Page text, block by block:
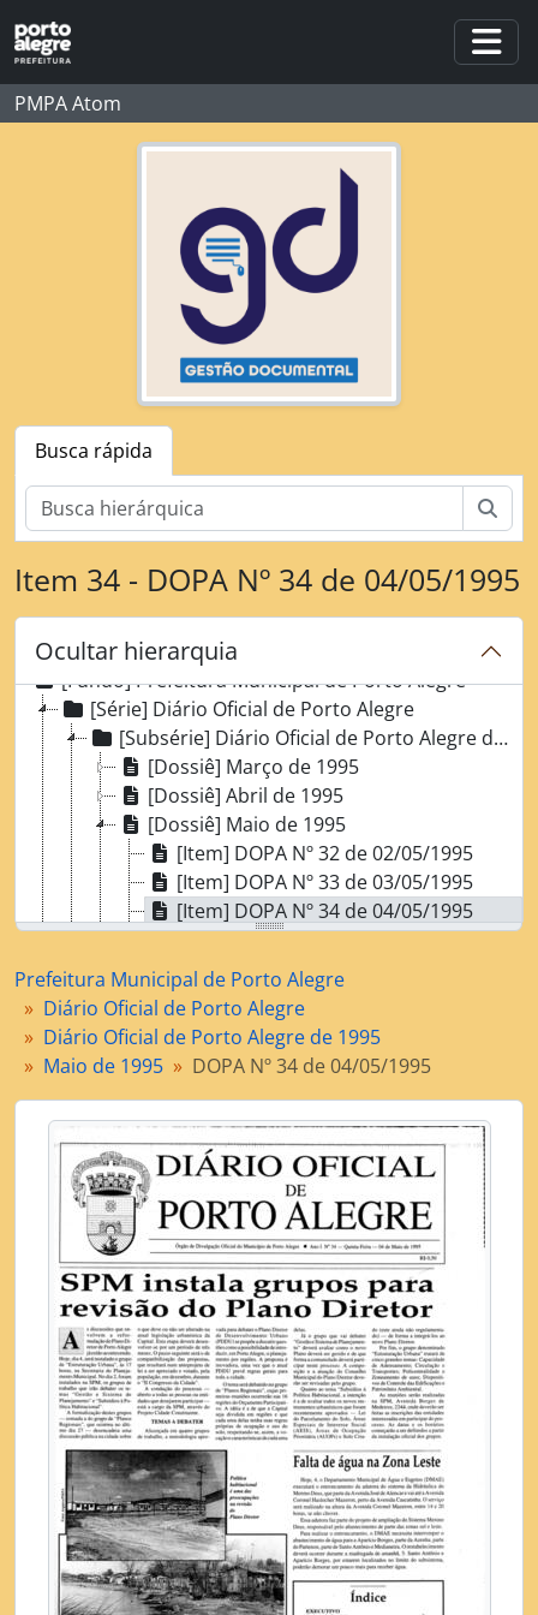
Skip to main content
PMPA Atom
Busca rápida
Item 34 - DOPA Nº 34 de 04/05/1995
Ocultar hierarquia
[Fundo] Prefeitura Municipal de Porto Alegre
[Série] Diário Oficial de Porto Alegre
[Subsérie] Diário Oficial de Porto Alegre de 1995
[Dossiê] Março de 1995
[Dossiê] Abril de 1995
[Dossiê] Maio de 1995
[Item] DOPA Nº 32 de 02/05/1995
[Item] DOPA Nº 33 de 03/05/1995
[Item] DOPA Nº 34 de 04/05/1995
[Item] DOPA Nº 35 de 05/05/1995
[Item] DOPA Nº 36 de 08/05/1995
[Item] DOPA Nº 37 de 09/05/1995
[Item] DOPA Nº 38 de 10/05/1995
[Item] DOPA Nº 39 de 11/05/1995
[Item] DOPA Nº 42 de 16/05/1995
[Item] DOPA Nº 43 de 17/05/1995
[Item] DOPA Nº 44 de 18/05/1995
[Item] DOPA Nº 45 de 19/05/1995
[Item] DOPA Nº 46 de 22/05/1995
[Item] DOPA Nº 47 de 23/05/1995
[Item] DOPA Nº 48 de 24/05/1995
[Item] DOPA Nº 49 de 25/05/1995
[Item] DOPA Nº 50 de 26/05/1995
[Item] DOPA Nº 51 de 29/05/1995
[Item] DOPA Nº 52 de 29/05/1995
[Item] DOPA Nº 53 de 31/05/1995
[Dossiê] Junho de 1995
[Dossiê] Julho de 1995
[Dossiê] Agosto de 1995
[Dossiê] Setembro de 1995
[Dossiê] Outubro de 1995
Prefeitura Municipal de Porto Alegre
Diário Oficial de Porto Alegre
Diário Oficial de Porto Alegre de 1995
Maio de 1995
DOPA Nº 34 de 04/05/1995